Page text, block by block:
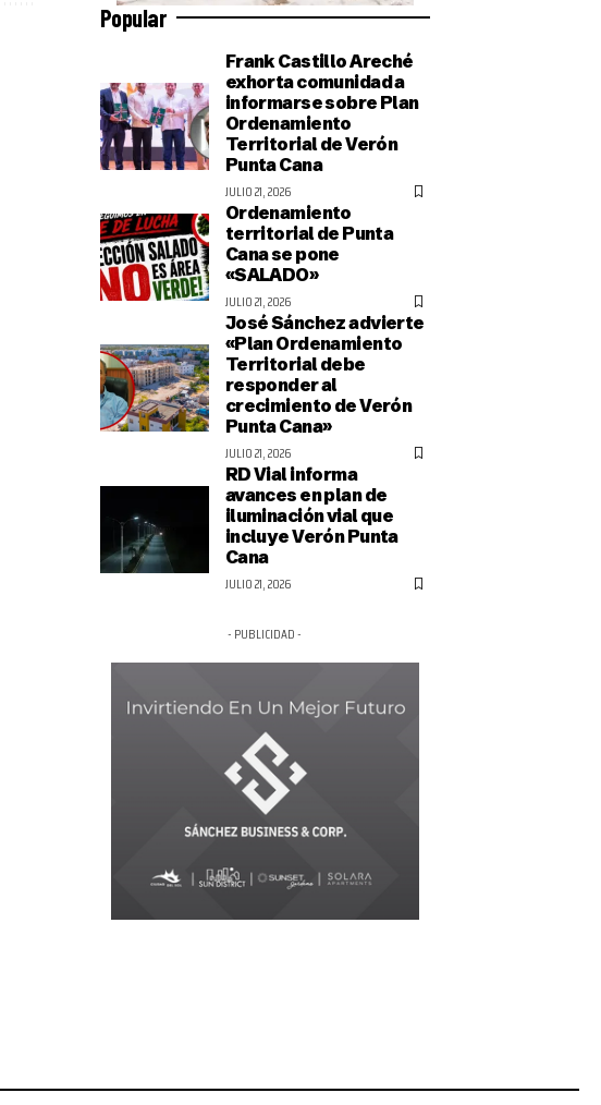
Popular
Frank Castillo Areché
exhorta comunidad a
informarse sobre Plan
Ordenamiento
Territorial de Verón
Punta Cana
JULIO 21, 2026
Ordenamiento
territorial de Punta
Cana se pone
«SALADO»
JULIO 21, 2026
José Sánchez advierte
«Plan Ordenamiento
Territorial debe
responder al
crecimiento de Verón
Punta Cana»
JULIO 21, 2026
RD Vial informa
avances en plan de
iluminación vial que
incluye Verón Punta
Cana
JULIO 21, 2026
- PUBLICIDAD -